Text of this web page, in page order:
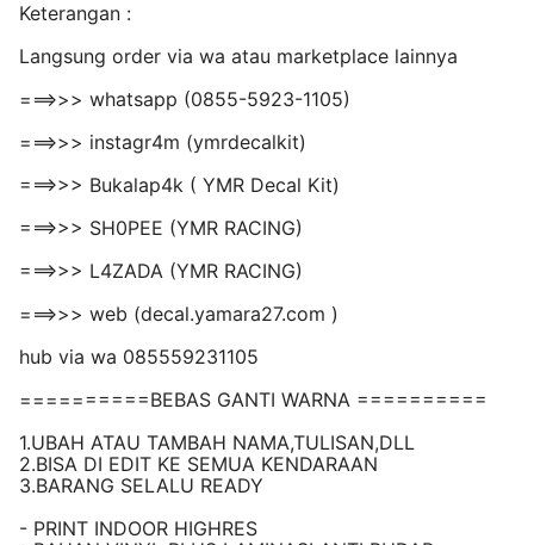
Keterangan :
Langsung order via wa atau marketplace lainnya
===>>> whatsapp (0855-5923-1105)
===>>> instagr4m (ymrdecalkit)
===>>> Bukalap4k ( YMR Decal Kit)
===>>> SH0PEE (YMR RACING)
===>>> L4ZADA (YMR RACING)
===>>> web (decal.yamara27.com )
hub via wa 085559231105
==========BEBAS GANTI WARNA ==========
1.UBAH ATAU TAMBAH NAMA,TULISAN,DLL
2.BISA DI EDIT KE SEMUA KENDARAAN
3.BARANG SELALU READY
- PRINT INDOOR HIGHRES